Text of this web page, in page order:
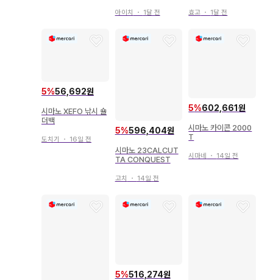
아이치 ・ 1달 전 효고 ・ 1달 전
5%56,692원
시마노 XEFO 낚시 숄
더백
도치기 ・ 16일 전
5%596,404원
시마노 23CALCUT
TA CONQUEST
고치 ・ 14일 전
5%602,661원
시마노 카이콘 2000
T
시마네 ・ 14일 전
5%516,274원